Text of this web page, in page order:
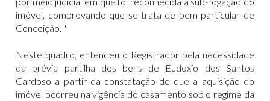
imóvel, comprovando que se trata de bem particular de
Conceição'. "
Neste quadro, entendeu o Registrador pela necessidade
da prévia partilha dos bens de Eudoxio dos Santos
Cardoso a partir da constatação de que a aquisição do
imóvel ocorreu na vigência do casamento sob o regime da